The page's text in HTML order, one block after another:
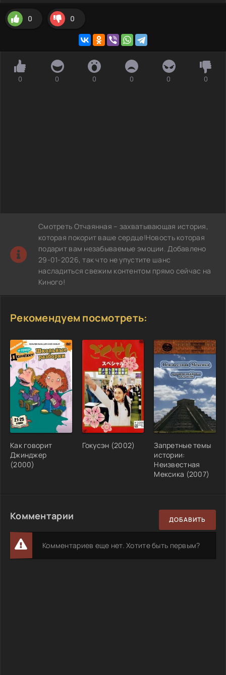
0 0
0 0 0 0 0 0
Смотреть Отчаянная – захватывающая история,
которая покорит ваше сердце!Новость которая
подарит вам незабываемые эмоции. Добавлено
29-01-2026, так что не упустите шанс
насладиться свежим контентом прямо сейчас на
Киного!
Рекомендуем посмотреть:
Как говорит
Джинджер
(2000)
Гокусэн (2002)
Запретные темы
истории:
Неизвестная
Мексика (2007)
Комментарии ДОБАВИТЬ
Комментариев еще нет. Хотите быть первым?